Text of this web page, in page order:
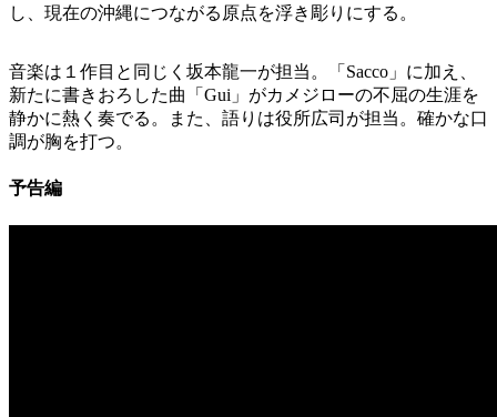
し、現在の沖縄につながる原点を浮き彫りにする。
音楽は１作目と同じく坂本龍一が担当。「Sacco」に加え、
新たに書きおろした曲「Gui」がカメジローの不屈の生涯を
静かに熱く奏でる。また、語りは役所広司が担当。確かな口
調が胸を打つ。
予告編